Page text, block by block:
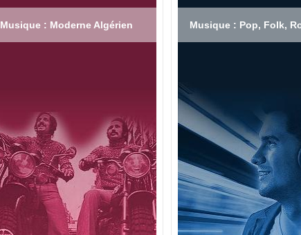
Musique : Moderne Algérien Musique : Pop, Folk,